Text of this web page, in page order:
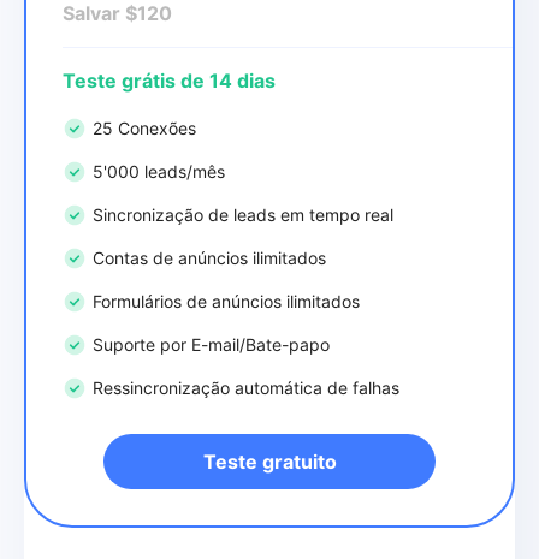
Salvar $120
Teste grátis de 14 dias
25 Conexões
5'000 leads/mês
Sincronização de leads em tempo real
Contas de anúncios ilimitados
Formulários de anúncios ilimitados
Suporte por E-mail/Bate-papo
Ressincronização automática de falhas
Teste gratuito